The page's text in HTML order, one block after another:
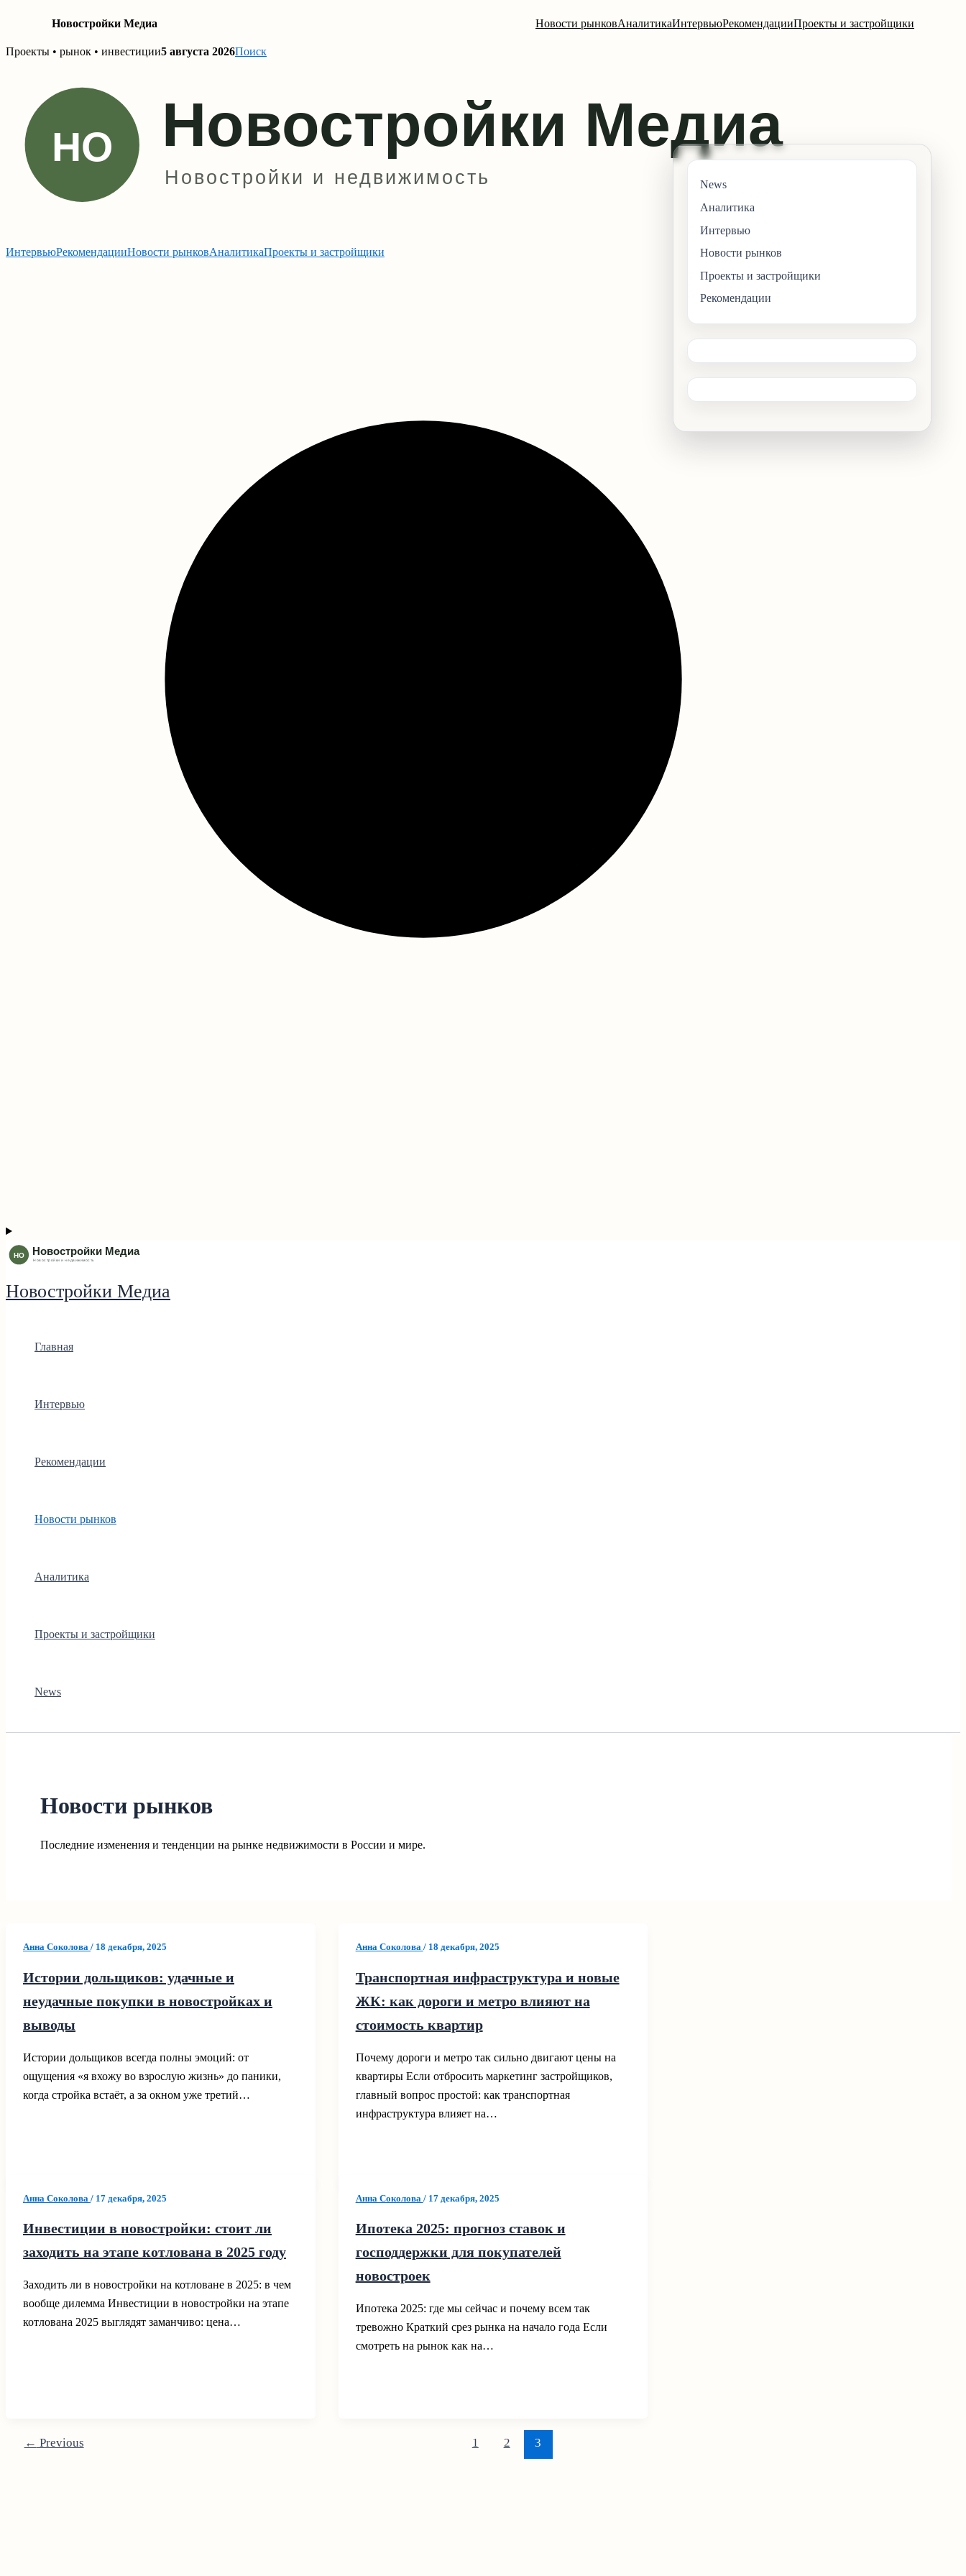
Новостройки Медиа Новости рынковАналитикаИнтервьюРекомендацииПроекты и застройщики
Skip
Проекты • рынок • инвестиции5 августа 2026Поиск
ИнтервьюРекомендацииНовости рынковАналитикаПроекты и застройщики
Новостройки Медиа
Главная
Интервью
Рекомендации
Новости рынков
Аналитика
Проекты и застройщики
News
Новости рынков
Последние изменения и тенденции на рынке недвижимости в России и мире.
Анна Соколова / 18 декабря, 2025
Истории дольщиков: удачные и
неудачные покупки в новостройках и
выводы
Истории дольщиков всегда полны эмоций: от
ощущения «я вхожу во взрослую жизнь» до паники,
когда стройка встаёт, а за окном уже третий…
Анна Соколова / 18 декабря, 2025
Транспортная инфраструктура и новые
ЖК: как дороги и метро влияют на
стоимость квартир
Почему дороги и метро так сильно двигают цены на
квартиры Если отбросить маркетинг застройщиков,
главный вопрос простой: как транспортная
инфраструктура влияет на…
Анна Соколова / 17 декабря, 2025
Инвестиции в новостройки: стоит ли
заходить на этапе котлована в 2025 году
Заходить ли в новостройки на котловане в 2025: в чем
вообще дилемма Инвестиции в новостройки на этапе
котлована 2025 выглядят заманчиво: цена…
Анна Соколова / 17 декабря, 2025
Ипотека 2025: прогноз ставок и
господдержки для покупателей
новостроек
Ипотека 2025: где мы сейчас и почему всем так
тревожно Краткий срез рынка на начало года Если
смотреть на рынок как на…
← Previous 1 2 3
News
Аналитика
Интервью
Новости рынков
Проекты и застройщики
Рекомендации